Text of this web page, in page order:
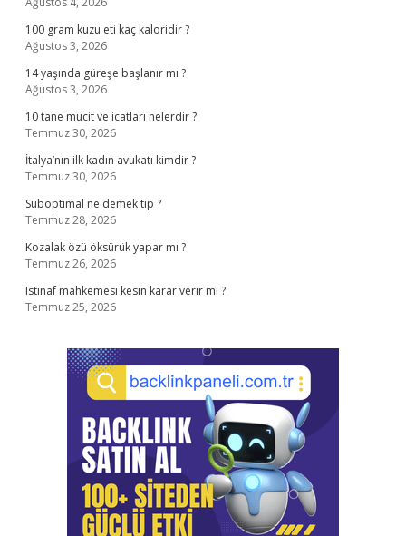
100 gram kuzu eti kaç kaloridir ?
Ağustos 3, 2026
14 yaşında güreşe başlanır mı ?
Ağustos 3, 2026
10 tane mucit ve icatları nelerdir ?
Temmuz 30, 2026
İtalya’nın ilk kadın avukatı kimdir ?
Temmuz 30, 2026
Suboptimal ne demek tıp ?
Temmuz 28, 2026
Kozalak özü öksürük yapar mı ?
Temmuz 26, 2026
Istinaf mahkemesi kesin karar verir mi ?
Temmuz 25, 2026